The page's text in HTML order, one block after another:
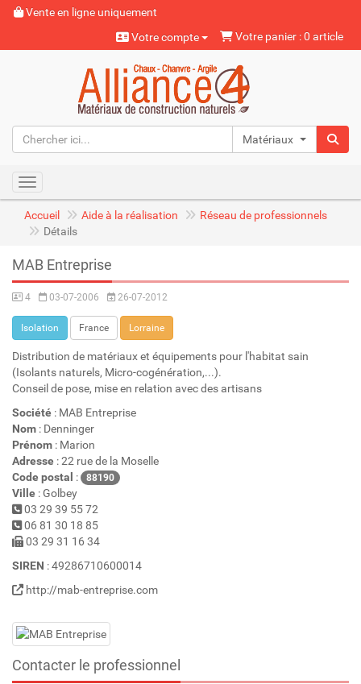
Vente en ligne uniquement
Votre compte
Votre panier : 0 article
Matériaux naturels
Toggle navigation
Accueil Aide à la réalisation
Réseau de professionnels
Détails
MAB Entreprise
4 03-07-2006 26-07-2012
Isolation France Lorraine
Distribution de matériaux et équipements pour l'habitat sain
(Isolants naturels, Micro-cogénération,...).
Conseil de pose, mise en relation avec des artisans
Société : MAB Entreprise
Nom : Denninger
Prénom : Marion
Adresse : 22 rue de la Moselle
Code postal : 88190
Ville : Golbey
03 29 39 55 72
06 81 30 18 85
03 29 31 16 34
SIREN : 49286710600014
http://mab-entreprise.com
Contacter le professionnel